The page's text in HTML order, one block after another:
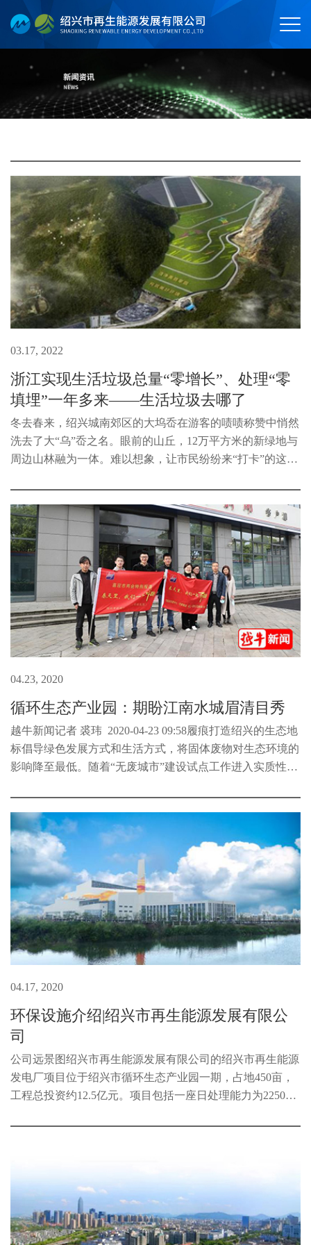
03.17, 2022
浙江实现生活垃圾总量“零增长”、处理“零
填埋”一年多来——生活垃圾去哪了
冬去春来，绍兴城南郊区的大坞岙在游客的啧啧称赞中悄然
洗去了大“乌”岙之名。眼前的山丘，12万平方米的新绿地与
周边山林融为一体。难以想象，让市民纷纷来“打卡”的这个
04.23, 2020
循环生态产业园：期盼江南水城眉清目秀
越牛新闻记者 裘玮 2020-04-23 09:58履痕打造绍兴的生态地
标倡导绿色发展方式和生活方式，将固体废物对生态环境的
影响降至最低。随着“无废城市”建设试点工作进入实质性推
04.17, 2020
环保设施介绍|绍兴市再生能源发展有限公
司
公司远景图绍兴市再生能源发展有限公司的绍兴市再生能源
发电厂项目位于绍兴市循环生态产业园一期，占地450亩，
工程总投资约12.5亿元。项目包括一座日处理能力为2250吨